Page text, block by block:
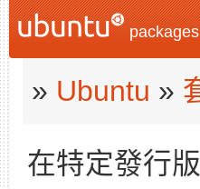
packages
» Ubuntu »
在特定發行